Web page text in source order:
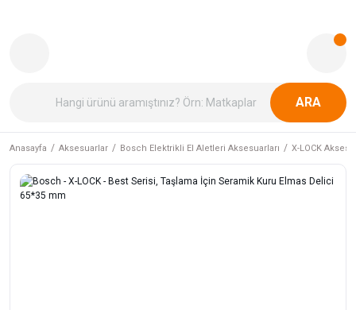
ARA
Anasayfa Aksesuarlar Bosch Elektrikli El Aletleri Aksesuarları X-LOCK